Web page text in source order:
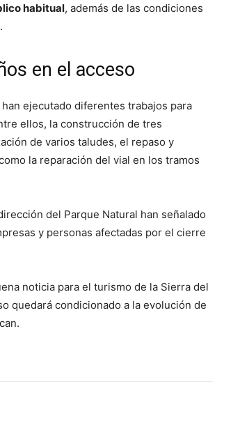
habitual, además de las condiciones
en el acceso
ejecutado diferentes trabajos para
ellos, la construcción de tres
de varios taludes, el repaso y
la reparación del vial en los tramos
del Parque Natural han señalado
y personas afectadas por el cierre
noticia para el turismo de la Sierra del
quedará condicionado a la evolución de